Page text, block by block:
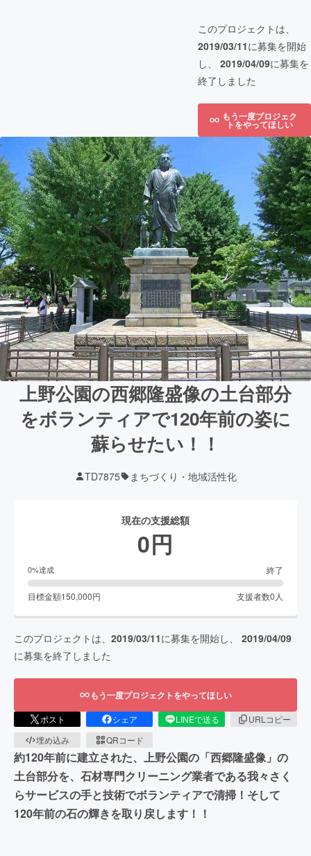
このプロジェクトは、
2019/03/11に募集を開始
し、 2019/04/09に募集を
終了しました
もう一度プロジェク
トをやってほしい
上野公園の西郷隆盛像の土台部分
をボランティアで120年前の姿に
蘇らせたい！！
TD7875 まちづくり・地域活性化
現在の支援総額
0円
0%達成 終了
目標金額150,000円 支援者数0 人
このプロジェクトは、 2019/03/11に募集を開始し、 2019/04/09
に募集を終了しました
もう一度プロジェクトをやってほしい
ポスト シェア LINEで送る
URLコピー
埋め込み
QRコード
約120年前に建立された、上野公園の「西郷隆盛像」の
土台部分を、石材専門クリーニング業者である我々さく
らサービスの手と技術でボランティアで清掃！そして
120年前の石の輝きを取り戻します！！